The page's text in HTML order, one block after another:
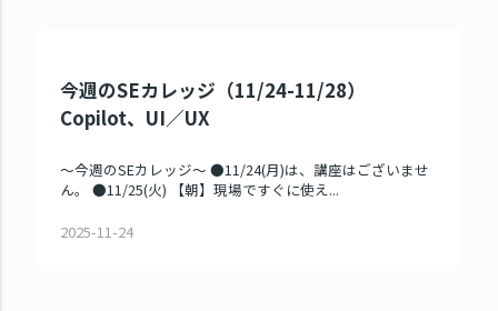
今週のSEカレッジ（11/24-11/28）
Copilot、UI／UX
～今週のSEカレッジ～ ●11/24(月)は、講座はございませ
ん。 ●11/25(火) 【朝】現場ですぐに使え...
2025-11-24